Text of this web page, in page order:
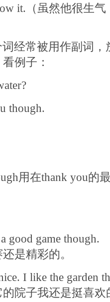
it.（虽然他很生
经常被用作副词，
例子：
though.
用在thank you的
good game though.
是精彩的。
I like the garden
院子我还是挺喜欢